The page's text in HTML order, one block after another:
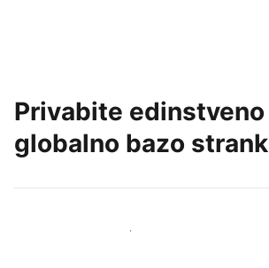
Privabite edinstveno
globalno bazo strank
Pridobite nove goste še danes